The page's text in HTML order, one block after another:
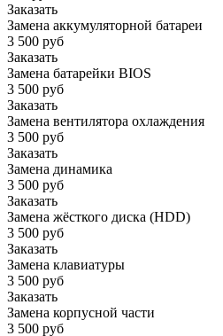
Заказать
Замена аккумуляторной батареи
3 500 руб
Заказать
Замена батарейки BIOS
3 500 руб
Заказать
Замена вентилятора охлаждения
3 500 руб
Заказать
Замена динамика
3 500 руб
Заказать
Замена жёсткого диска (HDD)
3 500 руб
Заказать
Замена клавиатуры
3 500 руб
Заказать
Замена корпусной части
3 500 руб